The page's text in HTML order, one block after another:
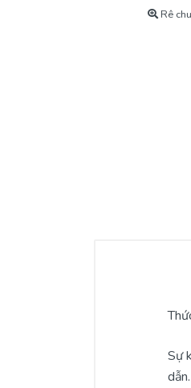
Tép Cảnh Và
Rê
Sự